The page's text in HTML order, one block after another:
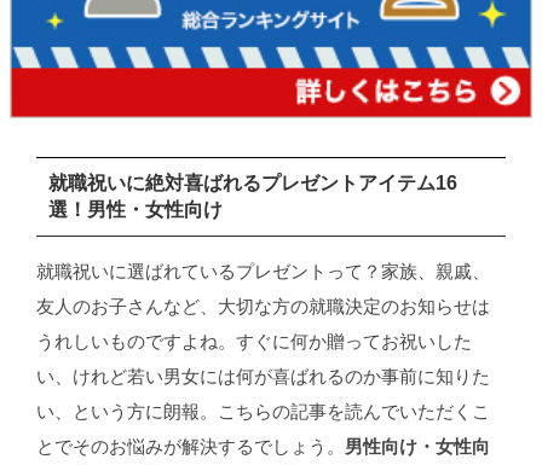
就職祝いに絶対喜ばれるプレゼントアイテム16
選！男性・女性向け
就職祝いに選ばれているプレゼントって？家族、親戚、
友人のお子さんなど、大切な方の就職決定のお知らせは
うれしいものですよね。すぐに何か贈ってお祝いした
い、けれど若い男女には何が喜ばれるのか事前に知りた
い、という方に朗報。こちらの記事を読んでいただくこ
とでそのお悩みが解決するでしょう。 男性向け・女性向